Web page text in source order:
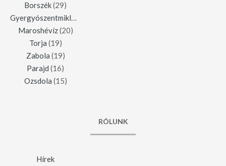
Borszék(29)
Gyergyószentmiklós
Maroshévíz(20)
Torja (19)
Zabola (19)
Parajd (16)
Ozsdola (15)
RÓLUNK
Hírek